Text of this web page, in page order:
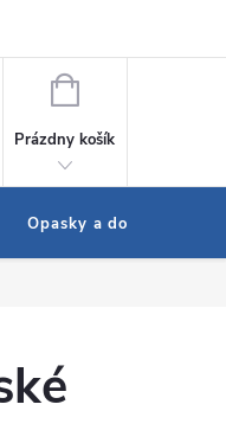
NÁKUPNÝ
Prázdny košík
Opasky a doplnky